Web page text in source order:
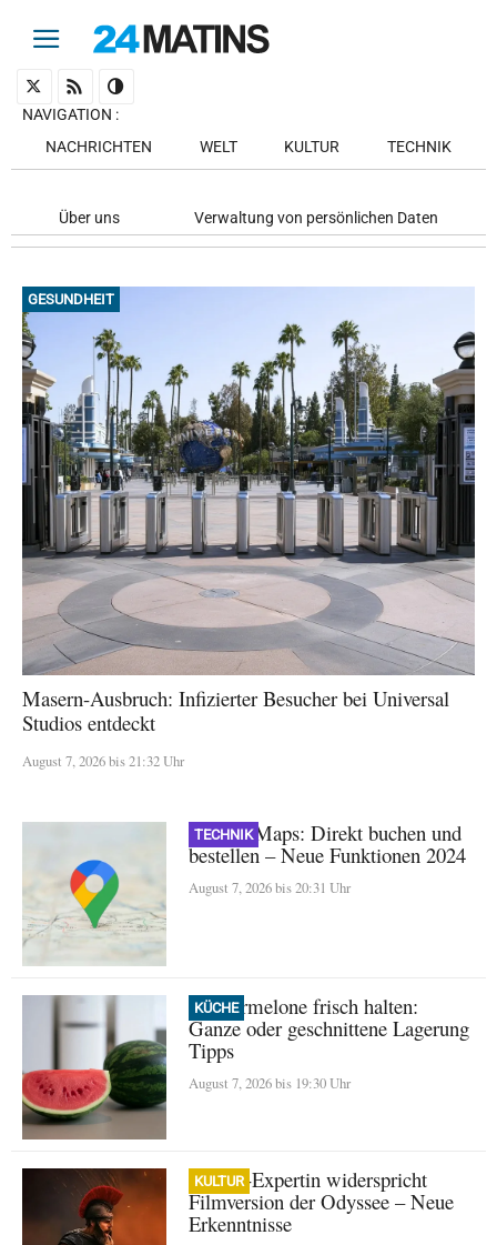
NAVIGATION :
NACHRICHTEN
WELT KULTUR TECHNIK
Über uns Verwaltung von persönlichen Daten
GESUNDHEIT
Masern-Ausbruch: Infizierter Besucher bei Universal
Studios entdeckt
August 7, 2026 bis 21:32 Uhr
TECHNIK
Google Maps: Direkt buchen und
bestellen – Neue Funktionen 2024
August 7, 2026 bis 20:31 Uhr
KÜCHE
Wassermelone frisch halten:
Ganze oder geschnittene Lagerung
Tipps
August 7, 2026 bis 19:30 Uhr
KULTUR
Homer-Expertin widerspricht
Filmversion der Odyssee – Neue
Erkenntnisse